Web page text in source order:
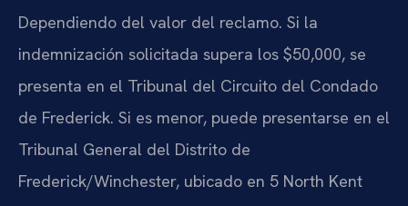
Dependiendo del valor del reclamo. Si la
indemnización solicitada supera los $50,000, se
presenta en el Tribunal del Circuito del Condado
de Frederick. Si es menor, puede presentarse en el
Tribunal General del Distrito de
Frederick/Winchester, ubicado en 5 North Kent